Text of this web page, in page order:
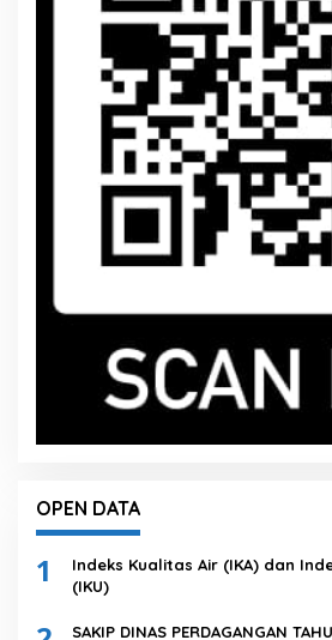
OPEN DATA
1
Indeks Kualitas Air (IKA) dan
(IKU)
SAKIP DINAS PERDAGANGAN